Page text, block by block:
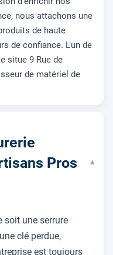
nous attachons une
de haute
de confiance. L'un de
situe 9 Rue de
de matériel de
Pros
▾
soit une serrure
clé perdue,
est toujours